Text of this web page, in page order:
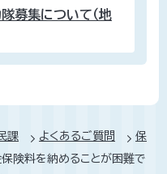
募集について（地
課 よくあるご質問
保
険料を納めることが困難で